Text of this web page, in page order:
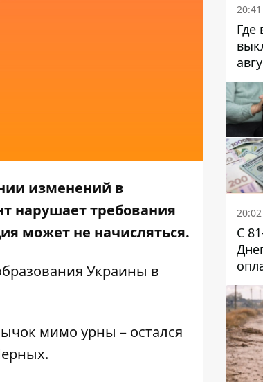
изменений в
нарушает требования
может не начисляться.
Украины в
мимо урны – остался
20:41
Где
20:02
С